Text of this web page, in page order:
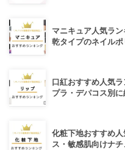
マニキュア人気ラ
乾タイプのネイルポ
口紅おすすめ人気
プラ・デパコス別に
化粧下地おすすめ
ス・敏感肌向けナチ